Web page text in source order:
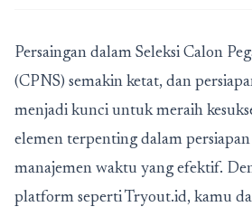
Persaingan dalam Seleksi Calon
(CPNS) semakin ketat, dan
menjadi kunci untuk meraih
elemen terpenting dalam
manajemen waktu yang efektif.
platform seperti Tryout.id, kamu